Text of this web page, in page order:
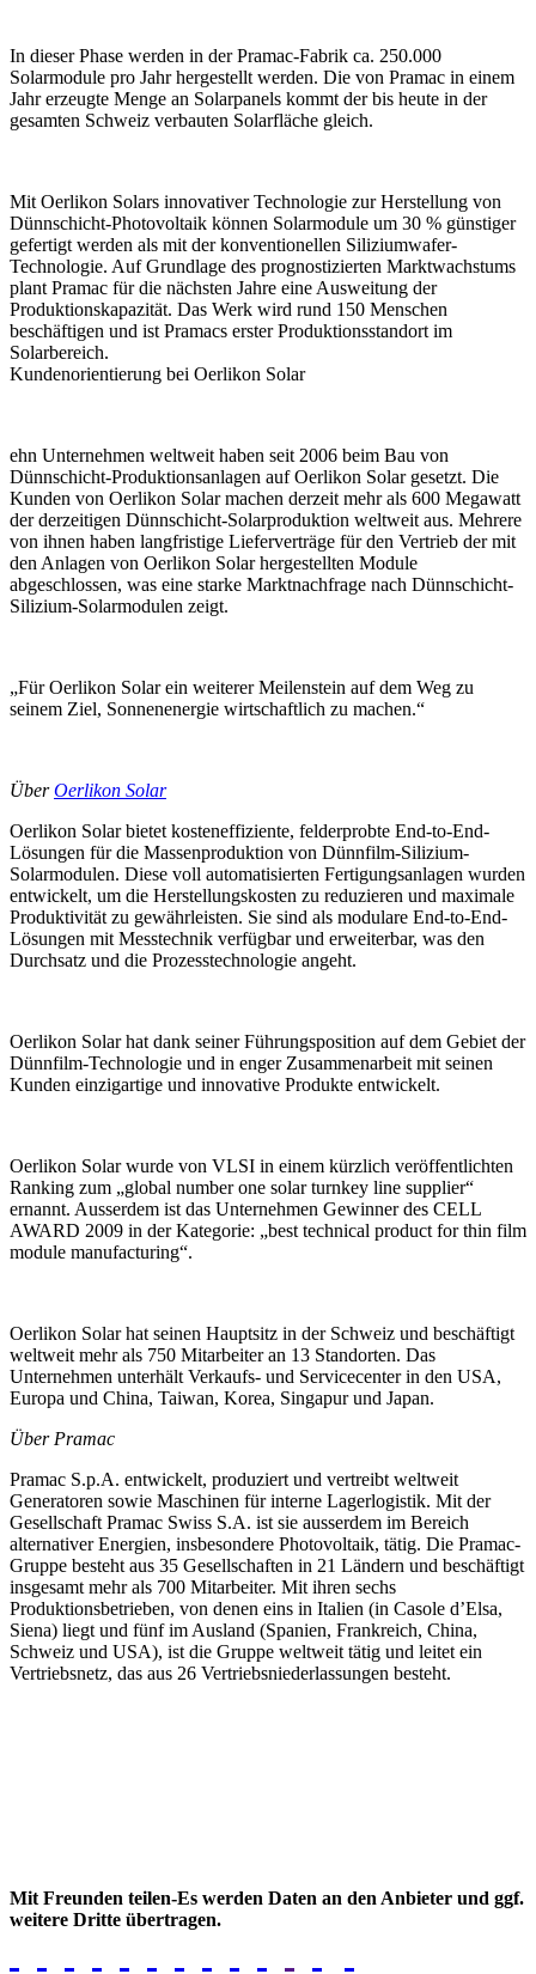
In dieser Phase werden in der Pramac-Fabrik ca. 250.000
Solarmodule pro Jahr hergestellt werden. Die von Pramac in einem
Jahr erzeugte Menge an Solarpanels kommt der bis heute in der
gesamten Schweiz verbauten Solarfläche gleich.
Mit Oerlikon Solars innovativer Technologie zur Herstellung von
Dünnschicht-Photovoltaik können Solarmodule um 30 % günstiger
gefertigt werden als mit der konventionellen Siliziumwafer-
Technologie. Auf Grundlage des prognostizierten Marktwachstums
plant Pramac für die nächsten Jahre eine Ausweitung der
Produktionskapazität. Das Werk wird rund 150 Menschen
beschäftigen und ist Pramacs erster Produktionsstandort im
Solarbereich.
Kundenorientierung bei Oerlikon Solar
ehn Unternehmen weltweit haben seit 2006 beim Bau von
Dünnschicht-Produktionsanlagen auf Oerlikon Solar gesetzt. Die
Kunden von Oerlikon Solar machen derzeit mehr als 600 Megawatt
der derzeitigen Dünnschicht-Solarproduktion weltweit aus. Mehrere
von ihnen haben langfristige Lieferverträge für den Vertrieb der mit
den Anlagen von Oerlikon Solar hergestellten Module
abgeschlossen, was eine starke Marktnachfrage nach Dünnschicht-
Silizium-Solarmodulen zeigt.
„Für Oerlikon Solar ein weiterer Meilenstein auf dem Weg zu
seinem Ziel, Sonnenenergie wirtschaftlich zu machen.“
ÜberOerlikon Solar
Oerlikon Solar bietet kosteneffiziente, felderprobte End-to-End-
Lösungen für die Massenproduktion von Dünnfilm-Silizium-
Solarmodulen. Diese voll automatisierten Fertigungsanlagen wurden
entwickelt, um die Herstellungskosten zu reduzieren und maximale
Produktivität zu gewährleisten. Sie sind als modulare End-to-End-
Lösungen mit Messtechnik verfügbar und erweiterbar, was den
Durchsatz und die Prozesstechnologie angeht.
Oerlikon Solar hat dank seiner Führungsposition auf dem Gebiet der
Dünnfilm-Technologie und in enger Zusammenarbeit mit seinen
Kunden einzigartige und innovative Produkte entwickelt.
Oerlikon Solar wurde von VLSI in einem kürzlich veröffentlichten
Ranking zum „global number one solar turnkey line supplier“
ernannt. Ausserdem ist das Unternehmen Gewinner des CELL
AWARD 2009 in der Kategorie: „best technical product for thin film
module manufacturing“.
Oerlikon Solar hat seinen Hauptsitz in der Schweiz und beschäftigt
weltweit mehr als 750 Mitarbeiter an 13 Standorten. Das
Unternehmen unterhält Verkaufs- und Servicecenter in den USA,
Europa und China, Taiwan, Korea, Singapur und Japan.
Über Pramac
Pramac S.p.A. entwickelt, produziert und vertreibt weltweit
Generatoren sowie Maschinen für interne Lagerlogistik. Mit der
Gesellschaft Pramac Swiss S.A. ist sie ausserdem im Bereich
alternativer Energien, insbesondere Photovoltaik, tätig. Die Pramac-
Gruppe besteht aus 35 Gesellschaften in 21 Ländern und beschäftigt
insgesamt mehr als 700 Mitarbeiter. Mit ihren sechs
Produktionsbetrieben, von denen eins in Italien (in Casole d’Elsa,
Siena) liegt und fünf im Ausland (Spanien, Frankreich, China,
Schweiz und USA), ist die Gruppe weltweit tätig und leitet ein
Vertriebsnetz, das aus 26 Vertriebsniederlassungen besteht.
Mit Freunden teilen-Es werden Daten an den Anbieter und ggf.
weitere Dritte übertragen.